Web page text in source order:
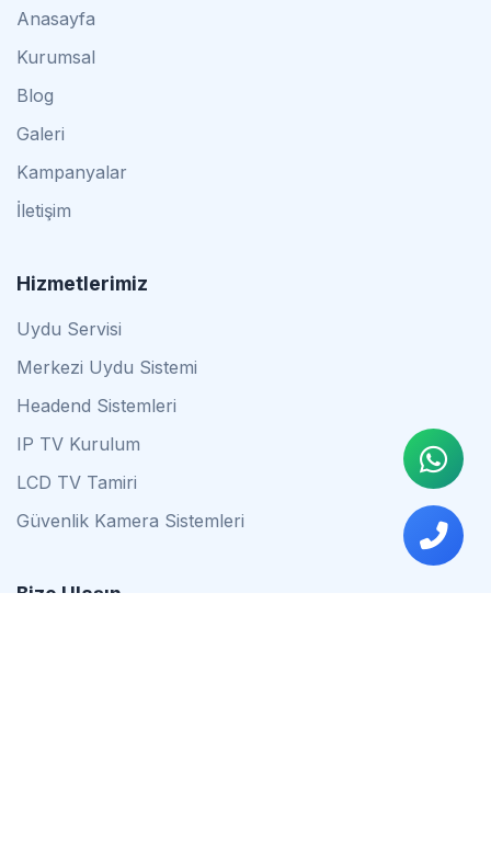
Anasayfa
Kurumsal
Blog
Galeri
Kampanyalar
İletişim
Hizmetlerimiz
Uydu Servisi
Merkezi Uydu Sistemi
Headend Sistemleri
IP TV Kurulum
LCD TV Tamiri
Güvenlik Kamera Sistemleri
Bize Ulaşın